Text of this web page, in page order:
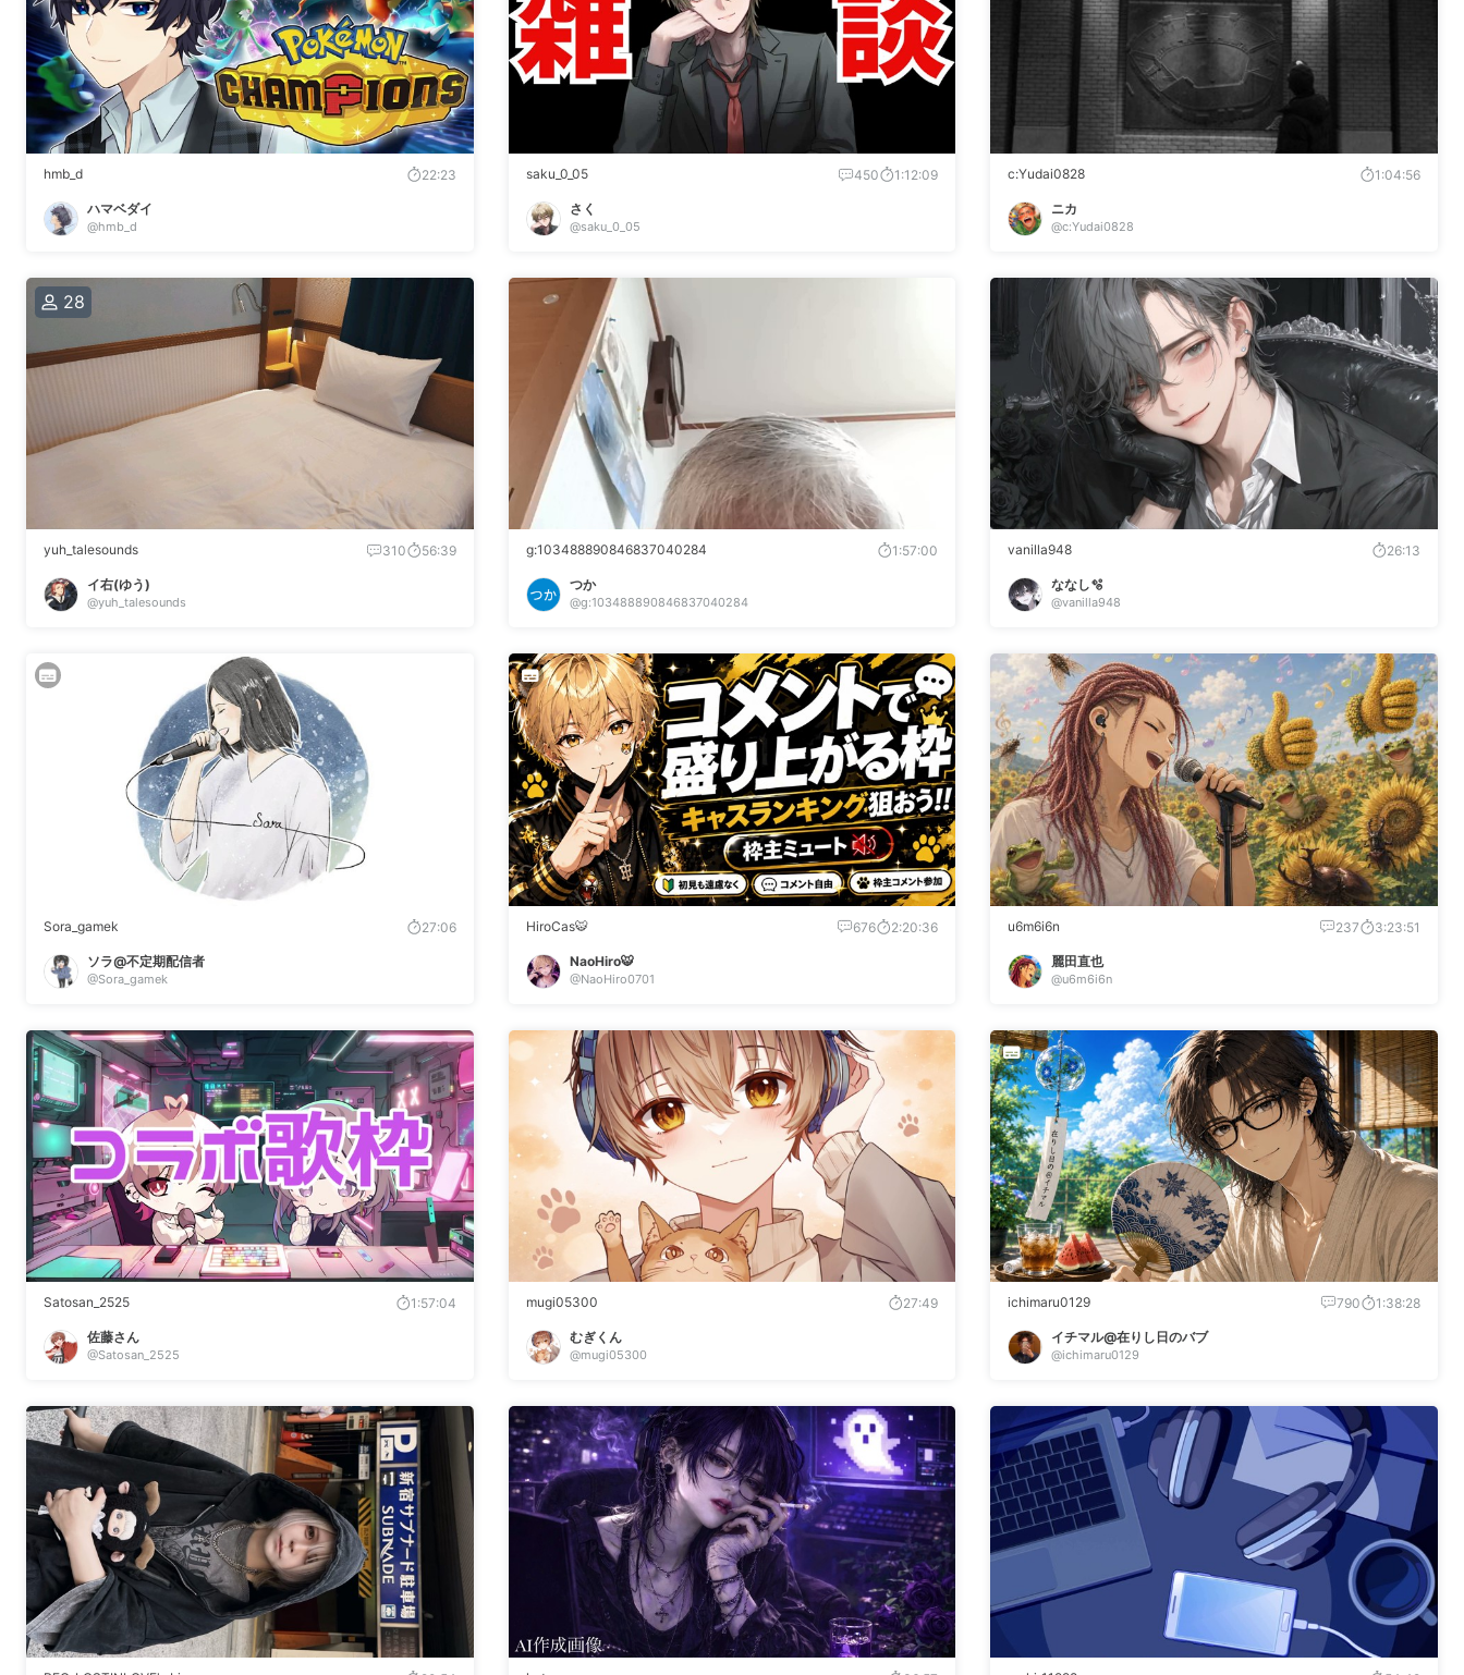
hmb_d 22:23
ハマベダイ
@hmb_d
saku_0_05 450 1:12:09
さく
@saku_0_05
c:Yudai0828 1:04:56
ニカ
@c:Yudai0828
28
yuh_talesounds 310 56:39
イ右(ゆう)
@yuh_talesounds
g:103488890846837040284 1:57:00
つか
@g:103488890846837040284
vanilla948 26:13
ななし🫧
@vanilla948
Sora_gamek 27:06
ソラ@不定期配信者
@Sora_gamek
HiroCas🐯 676 2:20:36
NaoHiro🐯
@NaoHiro0701
u6m6i6n 237 3:23:51
麗田直也
@u6m6i6n
Satosan_2525 1:57:04
佐藤さん
@Satosan_2525
mugi05300 27:49
むぎくん
@mugi05300
ichimaru0129 790 1:38:28
イチマル@在りし日のバブ
@ichimaru0129